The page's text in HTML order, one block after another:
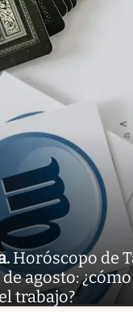
. Horóscopo de
agosto:
trabajo?